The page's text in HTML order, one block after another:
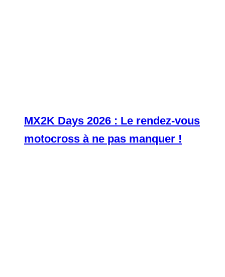
MX2K Days 2026 : Le rendez-vous
motocross à ne pas manquer !